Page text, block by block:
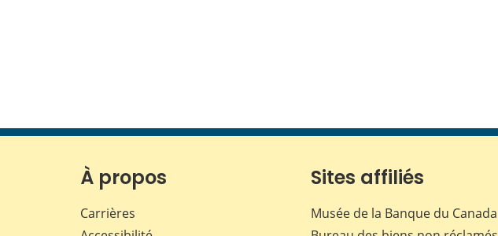
À propos
Carrières
Sites affiliés
Musée de la Banque du Canada